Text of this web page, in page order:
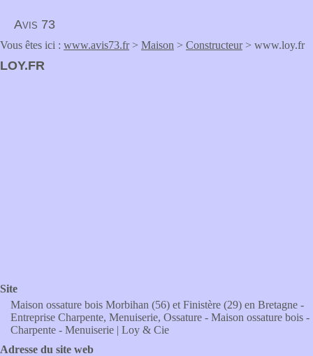
Avis 73
Vous êtes ici : www.avis73.fr> Maison > Constructeur> www.loy.fr
LOY.FR
Site
Maison ossature bois Morbihan (56) et Finistère (29) en Bretagne -
Entreprise Charpente, Menuiserie, Ossature - Maison ossature bois -
Charpente - Menuiserie | Loy & Cie
Adresse du site web